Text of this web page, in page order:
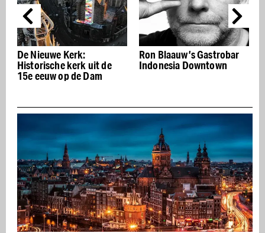
De Nieuwe Kerk:
Historische kerk uit de
15e eeuw op de Dam
Ron Blaauw’s Gastrobar
Indonesia Downtown